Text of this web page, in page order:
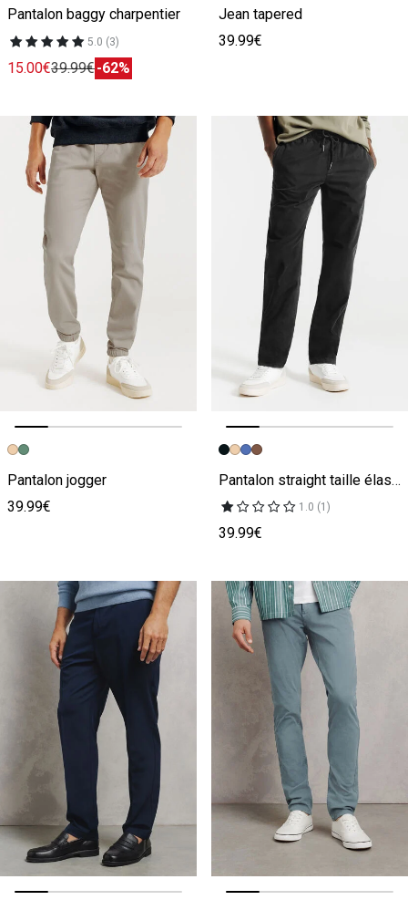
Pantalon baggy charpentier
5.0 (3)
15.00€39.99€-62%
Jean tapered
39.99€
Image précédente
Image suivante
Pantalon jogger
39.99€
Image précédente
Image suivante
Pantalon straight taille élastiquée
1.0 (1)
39.99€